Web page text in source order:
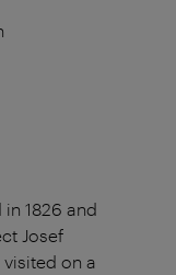
1826 and
Josef
visited on a